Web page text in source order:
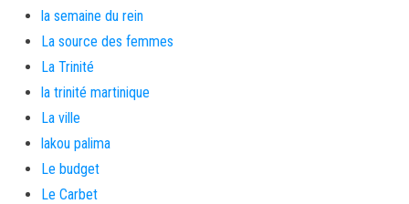
la semaine du rein
La source des femmes
La Trinité
la trinité martinique
La ville
lakou palima
Le budget
Le Carbet